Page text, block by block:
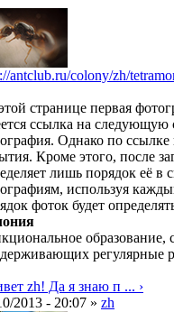
antclub.ru/colony/zh/
странице первая
ссылка на следующую
Однако по ссылке
Кроме этого, после
лишь порядок её в
используя
фоток будет
образование,
регулярные
zh! Да я знаю п ... ›
2013 - 20:07 » zh